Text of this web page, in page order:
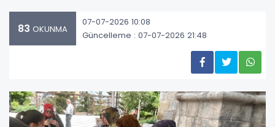
83 OKUNMA
07-07-2026 10:08
Güncelleme : 07-07-2026 21:48